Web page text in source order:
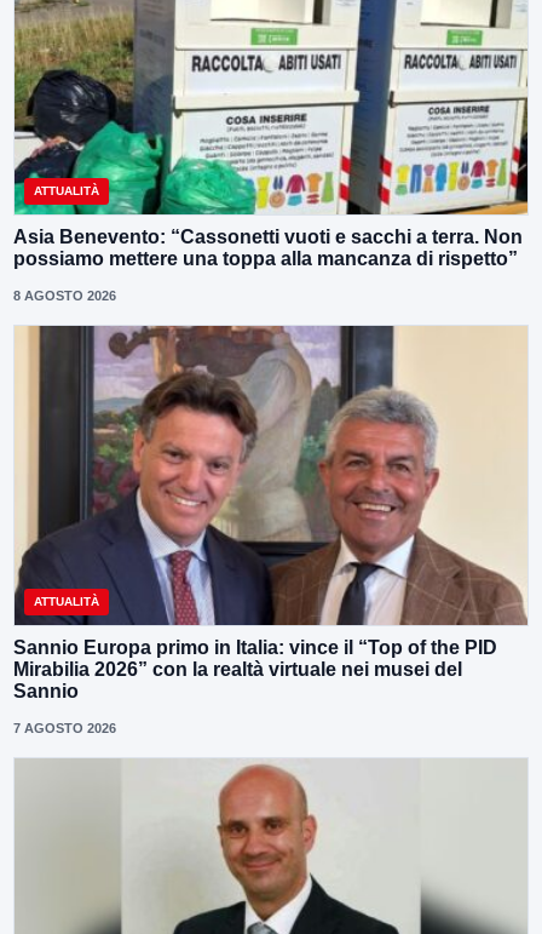
ATTUALITÀ
Asia Benevento: “Cassonetti vuoti e sacchi a terra. Non
possiamo mettere una toppa alla mancanza di rispetto”
8 AGOSTO 2026
ATTUALITÀ
Sannio Europa primo in Italia: vince il “Top of the PID
Mirabilia 2026” con la realtà virtuale nei musei del
Sannio
7 AGOSTO 2026